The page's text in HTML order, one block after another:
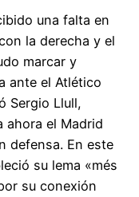
una falta en
la derecha y el
marcar y
ante el Atlético
Sergio Llull,
ahora el Madrid
defensa. En este
su lema «més
su conexión